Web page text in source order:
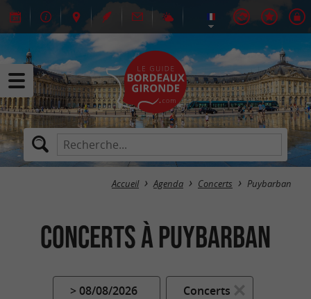
Accueil Agenda Concerts Puybarban
Concerts à Puybarban
> 08/08/2026 Concerts